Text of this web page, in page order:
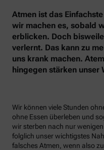
Atmen ist das
wir machen es, sobald
erblicken. Doch
verlernt. Das kann zu
uns krank machen.
hingegen stärken unser
Wir können viele Stunden
ohne Essen überleben und
wir sterben nach nur
folglich unser wichtigstes
falsches Atmen, wenn also